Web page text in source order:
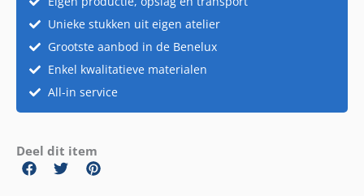
Unieke stukken uit eigen atelier
Grootste aanbod in de Benelux
Enkel kwalitatieve materialen
All-in service
Deel dit item